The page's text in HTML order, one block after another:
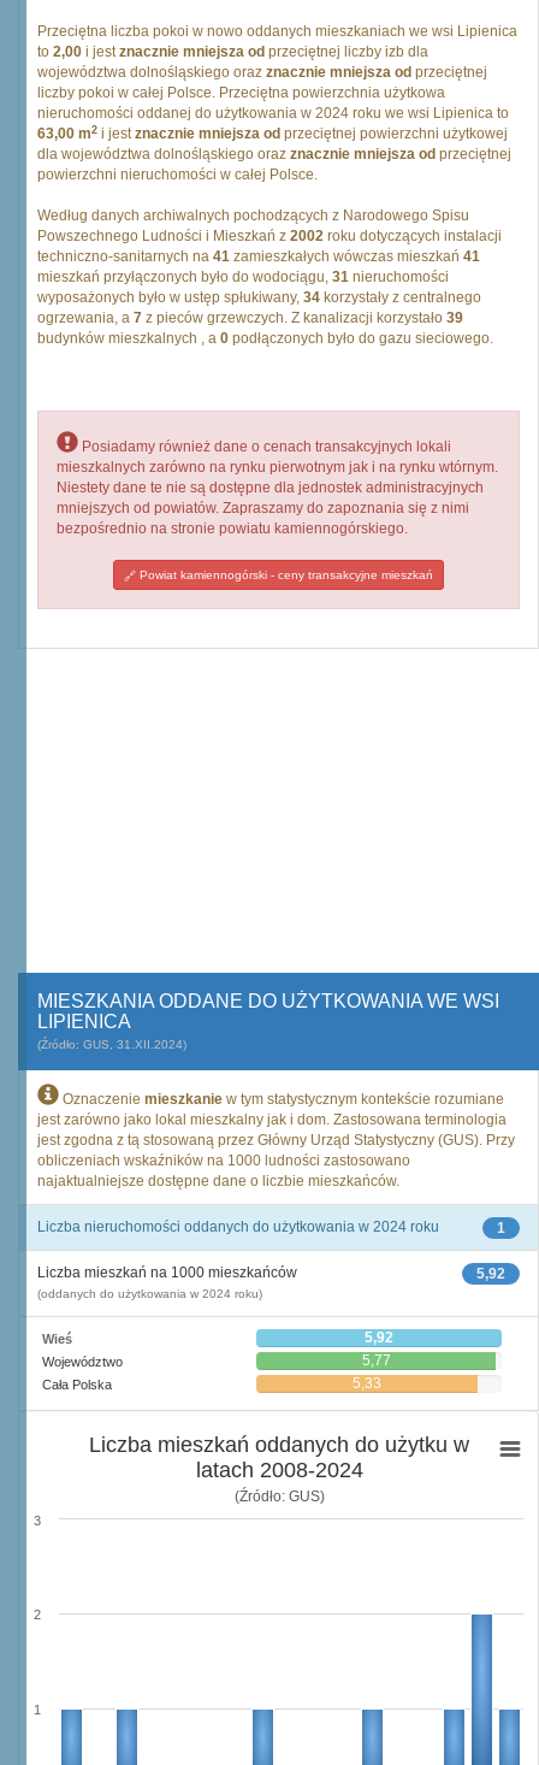
Przeciętna liczba pokoi w nowo oddanych mieszkaniach we wsi Lipienica
to 2,00 i jestznacznie mniejsza od przeciętnej liczby izb dla
województwa dolnośląskiego oraz znacznie mniejsza od przeciętnej
liczby pokoi w całej Polsce. Przeciętna powierzchnia użytkowa
nieruchomości oddanej do użytkowania w 2024 roku we wsi Lipienica to
63,00 m2 i jestznacznie mniejsza od przeciętnej powierzchni użytkowej
dla województwa dolnośląskiego oraz znacznie mniejsza od przeciętnej
powierzchni nieruchomości w całej Polsce.
Według danych archiwalnych pochodzących z Narodowego Spisu
Powszechnego Ludności i Mieszkań z 2002 roku dotyczących instalacji
techniczno-sanitarnych na 41 zamieszkałych wówczas mieszkań 41
mieszkań przyłączonych było do wodociągu, 31 nieruchomości
wyposażonych było w ustęp spłukiwany, 34 korzystały z centralnego
ogrzewania, a 7 z pieców grzewczych. Z kanalizacji korzystało 39
budynków mieszkalnych , a 0 podłączonych było do gazu sieciowego.
Posiadamy również dane o cenach transakcyjnych lokali
mieszkalnych zarówno na rynku pierwotnym jak i na rynku wtórnym.
Niestety dane te nie są dostępne dla jednostek administracyjnych
mniejszych od powiatów. Zapraszamy do zapoznania się z nimi
bezpośrednio na stronie powiatu kamiennogórskiego.
Powiat kamiennogórski - ceny transakcyjne mieszkań
MIESZKANIA ODDANE DO UŻYTKOWANIA WE WSI
LIPIENICA
(Źródło: GUS, 31.XII.2024)
Oznaczenie mieszkanie w tym statystycznym kontekście rozumiane
jest zarówno jako lokal mieszkalny jak i dom. Zastosowana terminologia
jest zgodna z tą stosowaną przez Główny Urząd Statystyczny (GUS). Przy
obliczeniach wskaźników na 1000 ludności zastosowano
najaktualniejsze dostępne dane o liczbie mieszkańców.
1
Liczba nieruchomości oddanych do użytkowania w 2024 roku
5,92
Liczba mieszkań na 1000 mieszkańców
(oddanych do użytkowania w 2024 roku)
Wieś 5,92
Województwo 5,77
Cała Polska 5,33
Liczba mieszkań oddanych do użytku w
latach 2008-2024
(Źródło: GUS)
1
2
3